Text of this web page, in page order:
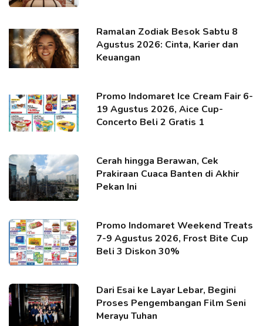
Ramalan Zodiak Besok Sabtu 8
Agustus 2026: Cinta, Karier dan
Keuangan
Promo Indomaret Ice Cream Fair 6-
19 Agustus 2026, Aice Cup-
Concerto Beli 2 Gratis 1
Cerah hingga Berawan, Cek
Prakiraan Cuaca Banten di Akhir
Pekan Ini
Promo Indomaret Weekend Treats
7-9 Agustus 2026, Frost Bite Cup
Beli 3 Diskon 30%
Dari Esai ke Layar Lebar, Begini
Proses Pengembangan Film Seni
Merayu Tuhan